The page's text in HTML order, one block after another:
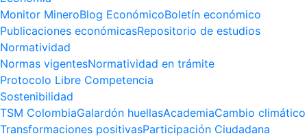
Monitor MineroBlog EconómicoBoletín económico
Publicaciones económicasRepositorio de estudios
Normatividad
Normas vigentesNormatividad en trámite
Protocolo Libre Competencia
Sostenibilidad
TSM ColombiaGalardón huellasAcademiaCambio climático
Transformaciones positivasParticipación Ciudadana